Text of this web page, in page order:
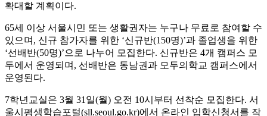
확대할 계획이다.
65세 이상 서울시민 또는 생활권자는 누구나 무료로 참여할 수
있으며, 신규 참가자를 위한 ‘신규반(150명)’과 졸업생을 위한
‘선배반(50명)’으로 나누어 모집한다. 신규반은 4개 캠퍼스 모
두에서 운영되며, 선배반은 동남권과 모두의학교 캠퍼스에서
운영된다.
7학년교실은 3월 31일(월) 오전 10시부터 선착순 모집한다. 서
울시평생학습포털(sll.seoul.go.kr)에서 온라인 입학신청서를 작